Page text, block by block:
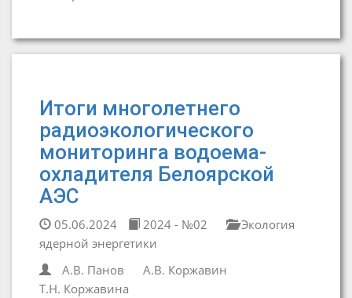
Итоги многолетнего
радиоэкологического
мониторинга водоема-
охладителя Белоярской
АЭС
05.06.2024 2024 - №02
Экология
ядерной энергетики
А.В. Панов
А.В. Коржавин
Т.Н. Коржавина